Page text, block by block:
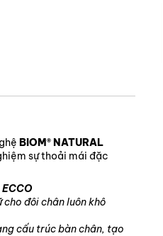
BIOM® NATURAL
sự thoải mái đặc
ECCO
đôi chân luôn khô
cấu trúc bàn chân, tạo